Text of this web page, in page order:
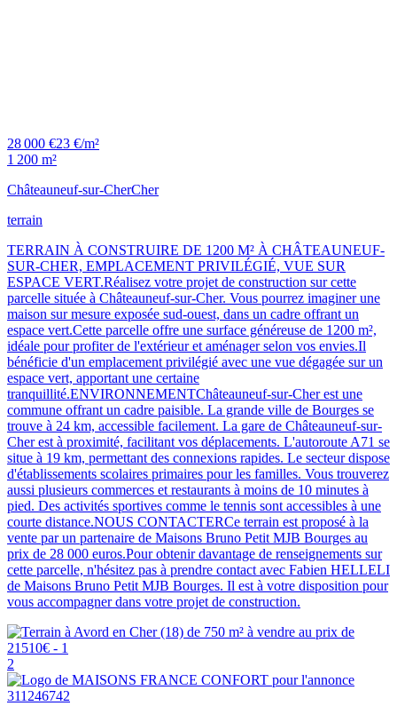
28 000 €23 €/m²
1 200 m²
Châteauneuf-sur-CherCher
terrain
TERRAIN À CONSTRUIRE DE 1200 M² À CHÂTEAUNEUF-
SUR-CHER, EMPLACEMENT PRIVILÉGIÉ, VUE SUR
ESPACE VERT.Réalisez votre projet de construction sur cette
parcelle située à Châteauneuf-sur-Cher. Vous pourrez imaginer une
maison sur mesure exposée sud-ouest, dans un cadre offrant un
espace vert.Cette parcelle offre une surface généreuse de 1200 m²,
idéale pour profiter de l'extérieur et aménager selon vos envies.Il
bénéficie d'un emplacement privilégié avec une vue dégagée sur un
espace vert, apportant une certaine
tranquillité.ENVIRONNEMENTChâteauneuf-sur-Cher est une
commune offrant un cadre paisible. La grande ville de Bourges se
trouve à 24 km, accessible facilement. La gare de Châteauneuf-sur-
Cher est à proximité, facilitant vos déplacements. L'autoroute A71 se
situe à 19 km, permettant des connexions rapides. Le secteur dispose
d'établissements scolaires primaires pour les familles. Vous trouverez
aussi plusieurs commerces et restaurants à moins de 10 minutes à
pied. Des activités sportives comme le tennis sont accessibles à une
courte distance.NOUS CONTACTERCe terrain est proposé à la
vente par un partenaire de Maisons Bruno Petit MJB Bourges au
prix de 28 000 euros.Pour obtenir davantage de renseignements sur
cette parcelle, n'hésitez pas à prendre contact avec Fabien HELLELI
de Maisons Bruno Petit MJB Bourges. Il est à votre disposition pour
vous accompagner dans votre projet de construction.
2